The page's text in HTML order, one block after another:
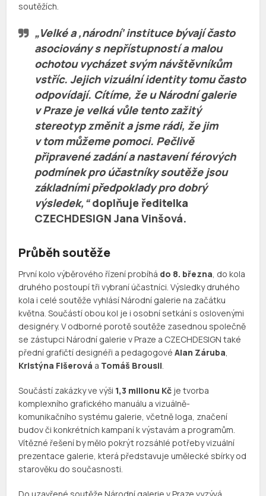
soutěžích.
„Velké a ‚národní’ instituce bývají často
asociovány s nepřístupností a malou
ochotou vycházet svým návštěvníkům
vstříc. Jejich vizuální identity tomu často
odpovídají. Cítíme, že u Národní galerie
v Praze je velká vůle tento zažitý
stereotyp změnit a jsme rádi, že jim
v tom můžeme pomoci. Pečlivě
připravené zadání a nastavení férových
podmínek pro účastníky soutěže jsou
základními předpoklady pro dobrý
výsledek,“doplňuje ředitelka
CZECHDESIGNJana Vinšová.
Průběh soutěže
První kolo výběrového řízení probíhá do 8. března, do kola
druhého postoupí tři vybraní účastníci. Výsledky druhého
kola i celé soutěže vyhlásí Národní galerie na začátku
května. Součástí obou kol je i osobní setkání s oslovenými
designéry. V odborné porotě soutěže zasednou společně
se zástupci Národní galerie v Praze a CZECHDESIGN také
přední grafičtí designéři a pedagogovéAlan Záruba,
Kristýna Fišerová a Tomáš Brousil.
Součástí zakázky ve výši 1,3 milionu Kč je tvorba
komplexního grafického manuálu a vizuálně-
komunikačního systému galerie, včetně loga, značení
budov či konkrétních kampaní k výstavám a programům.
Vítězné řešení by mělo pokrýt rozsáhlé potřeby vizuální
prezentace galerie, která představuje umělecké sbírky od
starověku do současnosti.